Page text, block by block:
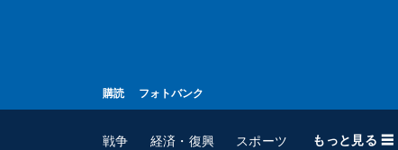
購読 フォトバンク
戦争 経済・復興 スポーツ もっと見る ☰